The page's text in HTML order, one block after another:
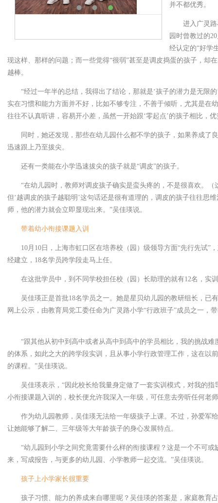
并不都优秀。
进入广灵
园时曾教过的
经认定的“好学
现这样、那样的问题；而一些觉得“很弱”甚至是调皮捣蛋的孩子，却
越棒。
“经过一年半的总结，我得出了结论，那就是‘孩子的潜力是无限
实在习惯和能力方面并不好，比如不够专注，不善于倾听，尤其是在
往往不认真听讲，容易开小差，虽然一开始跟‘零起点’的孩子相比，
同时，她还发现，那些在幼儿园什么都不学的孩子，如果养成了
迅速跟上乃至拔尖。
还有一类能在小学迅速拔尖的孩子就是“调皮”的孩子。
“在幼儿园时，教师对调皮孩子确实是蛮头疼的，不是很喜欢。
但‘越调皮的孩子越聪明’这句话还是很有道理的，调皮的孩子往往思
师，他的潜力就会立即显现出来。”吴佳瑛说。
带着幼小衔接课题入训
10月10日，上海市虹口区在培养校（园）级领导方面“先行先试”
经建立，18名学员跨学段走马上任。
在这批学员中，到不同学校担任校（园）长助理的就有12名，实
吴佳瑛正是首批18名学员之一。她是星贝幼儿园的教研组长，已
网上公示，由教育局党工委任命为广灵路小学“行政班子”成员之一，
“跟其他从初中到高中或者从高中到高中的学员相比，我的挑战
的体系，如此之大的跨学段实训，且从事小学行政管理工作，这在以
的课程。”吴佳瑛说。
吴佳瑛表示，“因此校长给我量身定做了一套实训模式，对我的
小衔接课题入训的，校长便允许我深入一年级，可任意去旁听任何老
作为幼儿园教师，吴佳瑛无法给一年级孩子上课。不过，孙爱军
让她能够了解二、三年级等大年龄孩子的身心发展特点。
“幼儿园到小学之间究竟需要什么样的衔接课程？这是一个不可
来，写成报告，与更多的幼儿园、小学教师一起交流。”吴佳瑛说。
孩子上小学家长很重要
孩子习惯、能力的养成来自哪里呢？吴佳瑛的答案是，家庭教育